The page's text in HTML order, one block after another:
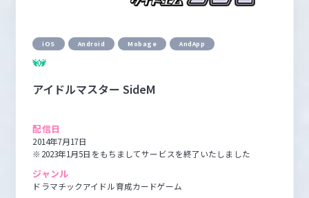
iOS Android Mobage AndApp
アイドルマスター SideM
配信日
2014年7月17日
※2023年1月5日をもちましてサービスを終了いたしました
ジャンル
ドラマチックアイドル育成カードゲーム